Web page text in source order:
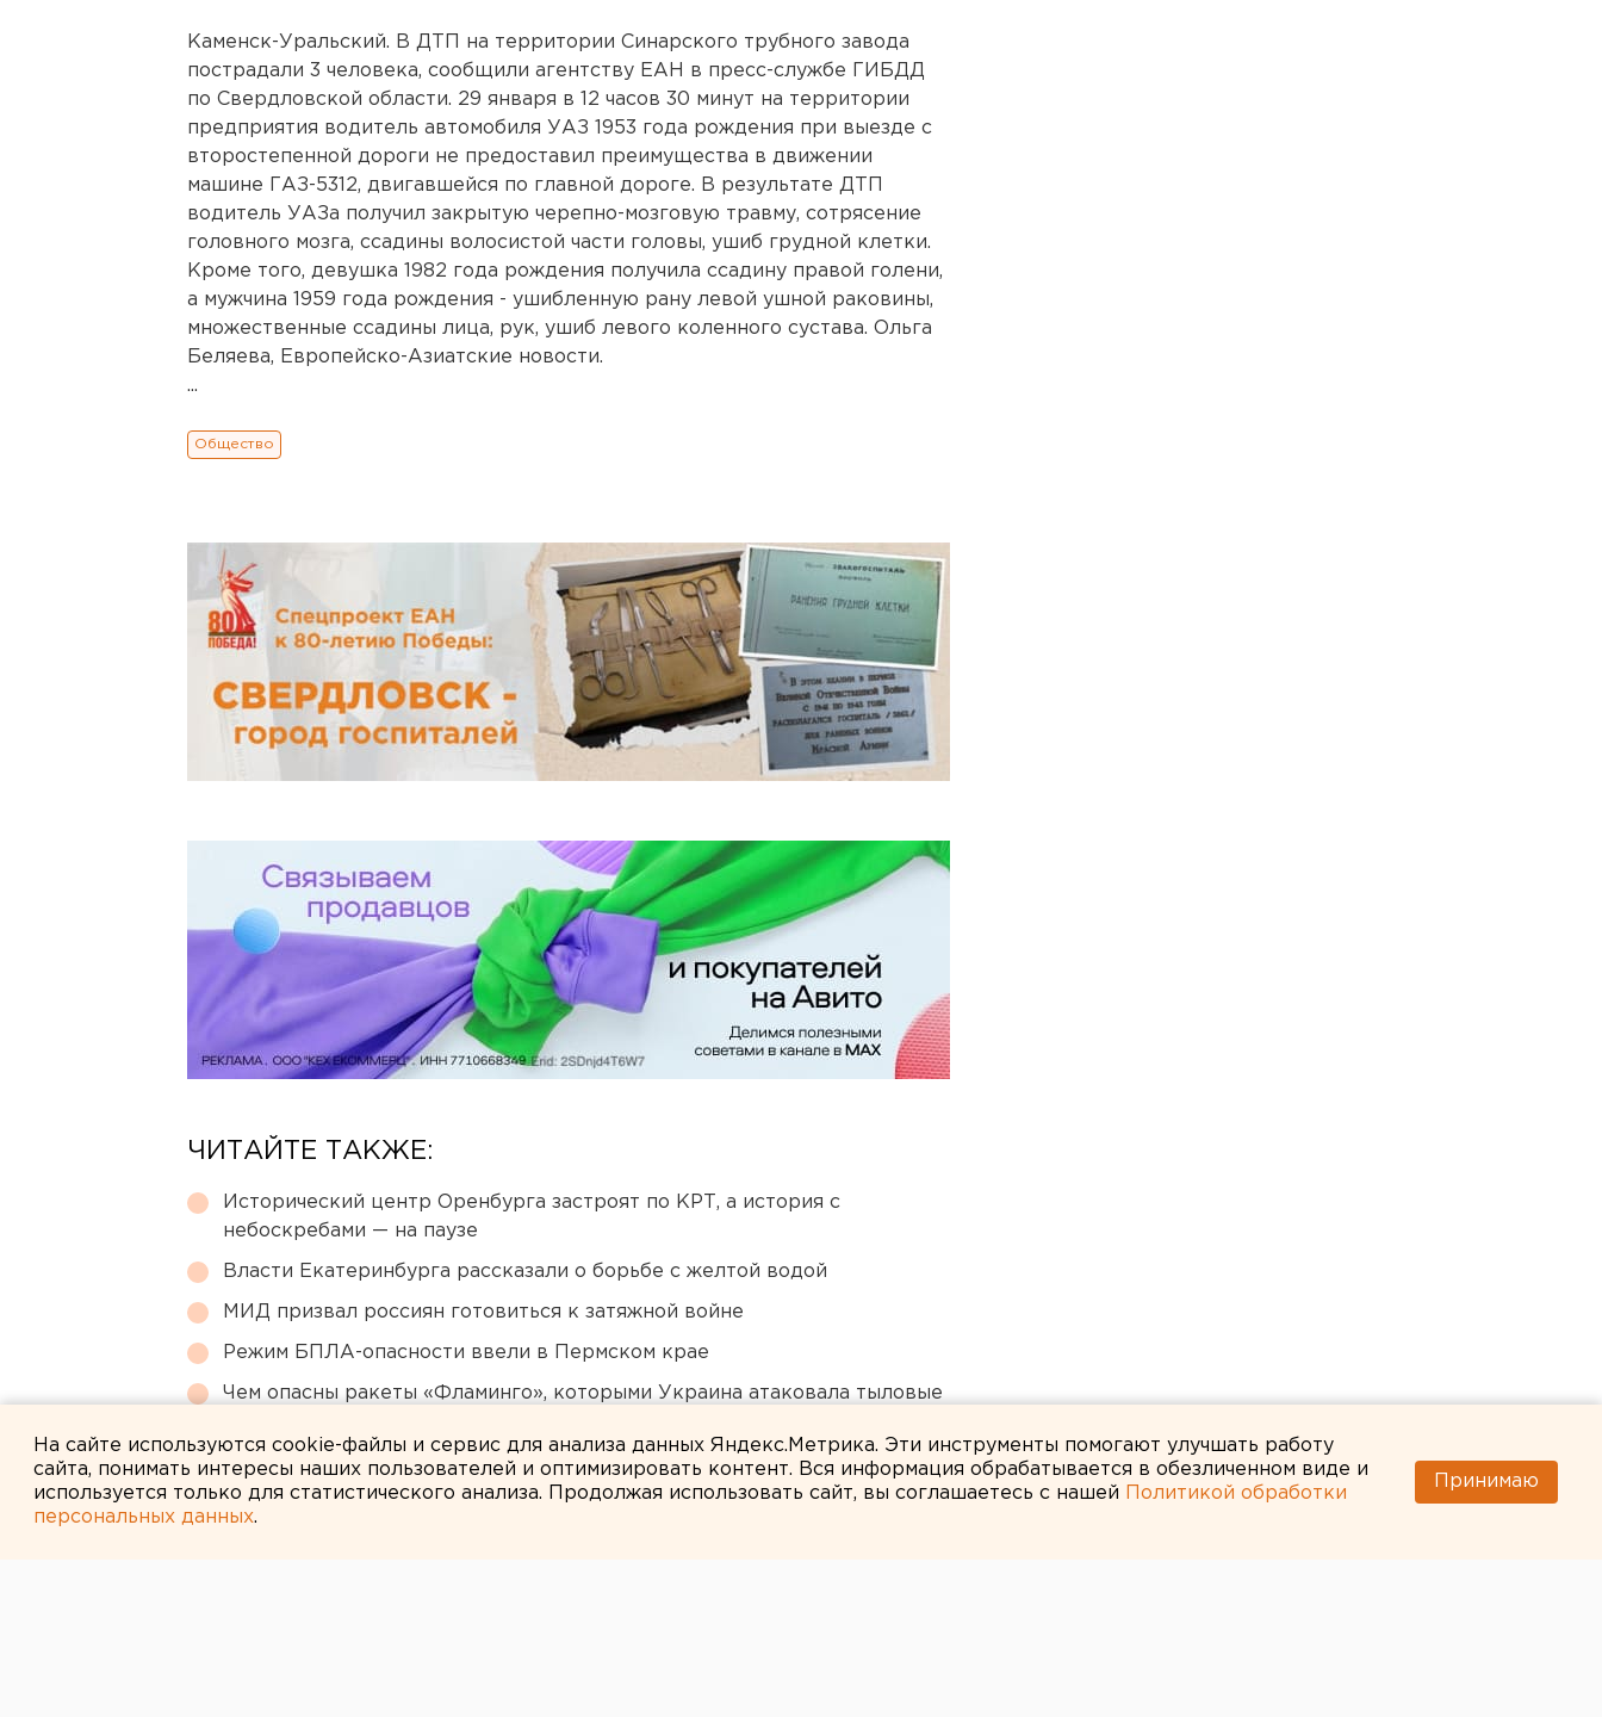
Каменск-Уральский. В ДТП на территории Синарского трубного завода
пострадали 3 человека, сообщили агентству ЕАН в пресс-службе ГИБДД
по Свердловской области. 29 января в 12 часов 30 минут на территории
предприятия водитель автомобиля УАЗ 1953 года рождения при выезде с
второстепенной дороги не предоставил преимущества в движении
машине ГАЗ-5312, двигавшейся по главной дороге. В результате ДТП
водитель УАЗа получил закрытую черепно-мозговую травму, сотрясение
головного мозга, ссадины волосистой части головы, ушиб грудной клетки.
Кроме того, девушка 1982 года рождения получила ссадину правой голени,
а мужчина 1959 года рождения - ушибленную рану левой ушной раковины,
множественные ссадины лица, рук, ушиб левого коленного сустава. Ольга
Беляева, Европейско-Азиатские новости.
...
Общество
ЧИТАЙТЕ ТАКЖЕ:
Исторический центр Оренбурга застроят по КРТ, а история с
небоскребами — на паузе
Власти Екатеринбурга рассказали о борьбе с желтой водой
МИД призвал россиян готовиться к затяжной войне
Режим БПЛА-опасности ввели в Пермском крае
Чем опасны ракеты «Фламинго», которыми Украина атаковала тыловые
На сайте используются cookie-файлы и сервис для анализа данных Яндекс.Метрика. Эти инструменты помогают улучшать работу
сайта, понимать интересы наших пользователей и оптимизировать контент. Вся информация обрабатывается в обезличенном виде и
используется только для статистического анализа. Продолжая использовать сайт, вы соглашаетесь с нашей
Политикой обработки
персональных данных.
Принимаю